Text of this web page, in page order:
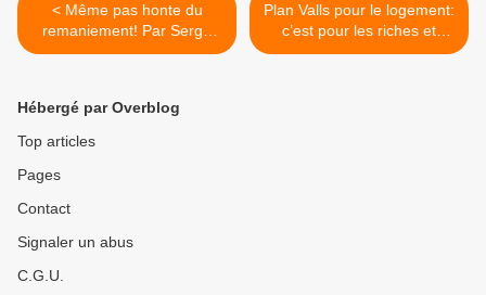
< Même pas honte du
remaniement! Par Serge
Guérin
Plan Valls pour le logement:
c’est pour les riches et
contre les locataires; c’est
Hébergé par Overblog
Top articles
Pages
Contact
Signaler un abus
C.G.U.